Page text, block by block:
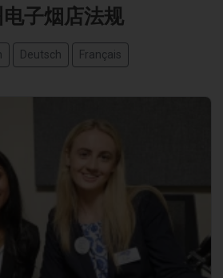
子烟店法规
Deutsch Français